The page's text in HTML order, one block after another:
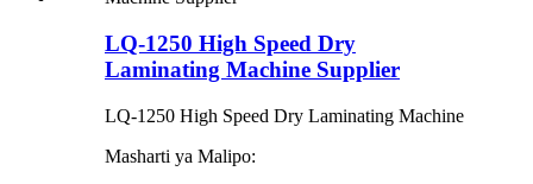
LQ-1250 High Speed ​​​​Dry
Laminating Machine Supplier
LQ-1250 High Speed ​​Dry Laminating Machine
Masharti ya Malipo: